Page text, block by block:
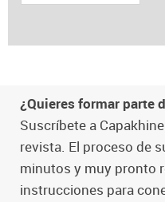
¿Quieres formar parte
Suscríbete a
revista. El proceso de
minutos y muy pronto
instrucciones para